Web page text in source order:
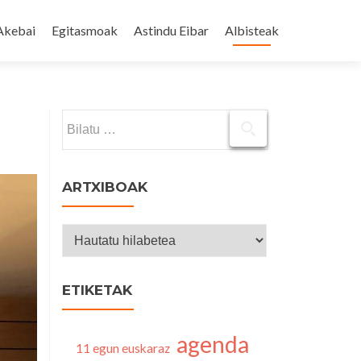
Egitasmoak Astindu Eibar Albisteak
ARTXIBOAK
Artxiboak
ETIKETAK
11 egun euskaraz agenda